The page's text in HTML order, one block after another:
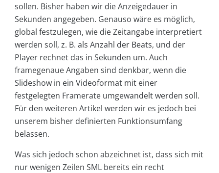
sollen. Bisher haben wir die Anzeigedauer in
Sekunden angegeben. Genauso wäre es möglich,
global festzulegen, wie die Zeitangabe interpretiert
werden soll, z. B. als Anzahl der Beats, und der
Player rechnet das in Sekunden um. Auch
framegenaue Angaben sind denkbar, wenn die
Slideshow in ein Videoformat mit einer
festgelegten Framerate umgewandelt werden soll.
Für den weiteren Artikel werden wir es jedoch bei
unserem bisher definierten Funktionsumfang
belassen.
Was sich jedoch schon abzeichnet ist, dass sich mit
nur wenigen Zeilen SML bereits ein recht